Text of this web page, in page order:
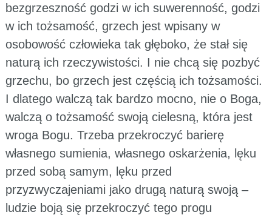
bezgrzeszność godzi w ich suwerenność, godzi
w ich tożsamość, grzech jest wpisany w
osobowość człowieka tak głęboko, że stał się
naturą ich rzeczywistości. I nie chcą się pozbyć
grzechu, bo grzech jest częścią ich tożsamości.
I dlatego walczą tak bardzo mocno, nie o Boga,
walczą o tożsamość swoją cielesną, która jest
wroga Bogu. Trzeba przekroczyć barierę
własnego sumienia, własnego oskarżenia, lęku
przed sobą samym, lęku przed
przyzwyczajeniami jako drugą naturą swoją –
ludzie boją się przekroczyć tego progu